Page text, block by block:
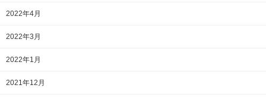
2022年4月
2022年3月
2022年1月
2021年12月